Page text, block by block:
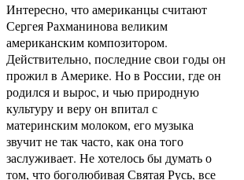
Интересно, что американцы считают
Сергея Рахманинова великим
американским композитором.
Действительно, последние свои годы он
прожил в Америке. Но в России, где он
родился и вырос, и чью природную
культуру и веру он впитал с
материнским молоком, его музыка
звучит не так часто, как она того
заслуживает. Не хотелось бы думать о
том, что боголюбивая Святая Русь, все